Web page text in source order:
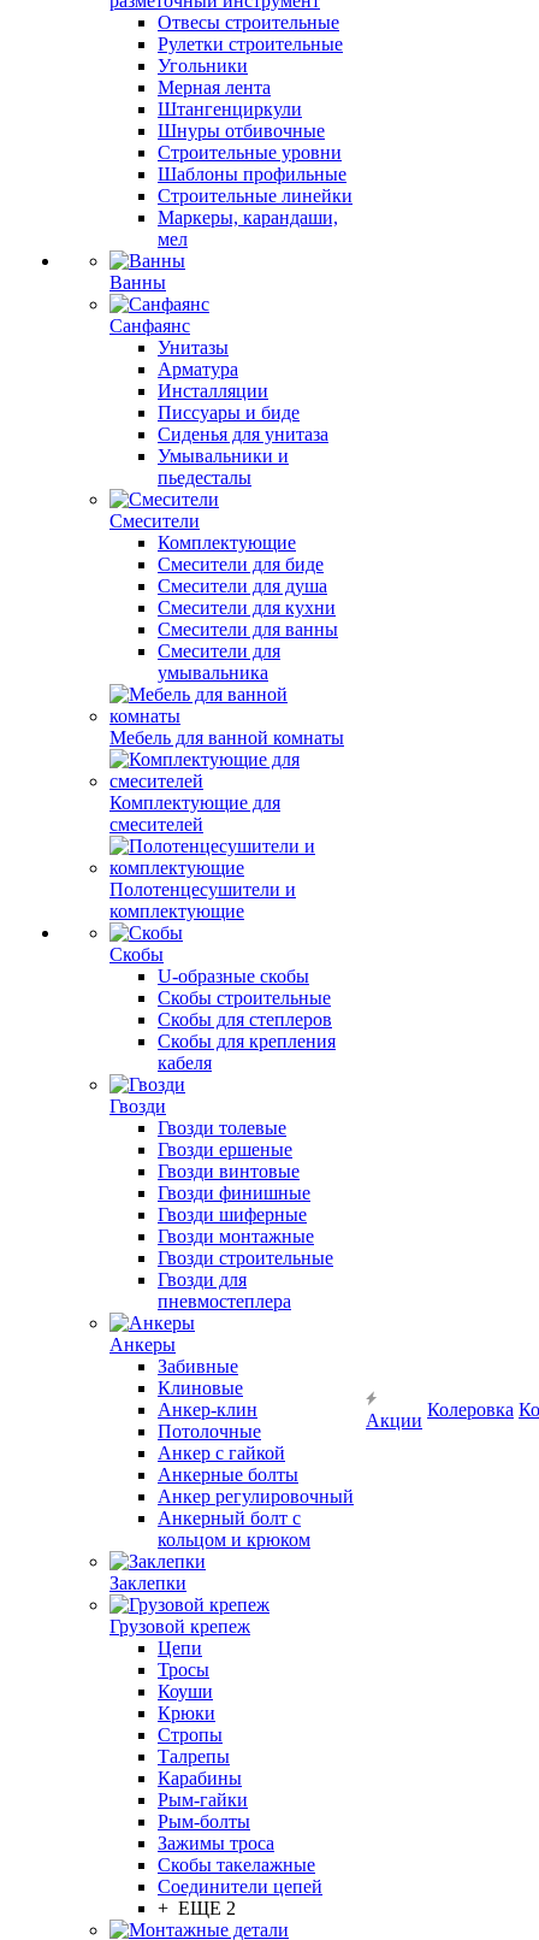
Отвесы строительные
Рулетки строительные
Угольники
Мерная лента
Штангенциркули
Шнуры отбивочные
Строительные уровни
Шаблоны профильные
Строительные линейки
Маркеры, карандаши,
мел
Ванны
Санфаянс
Унитазы
Арматура
Инсталляции
Писсуары и биде
Сиденья для унитаза
Умывальники и
пьедесталы
Смесители
Комплектующие
Смесители для биде
Смесители для душа
Смесители для кухни
Смесители для ванны
Смесители для
умывальника
Мебель для ванной комнаты
Комплектующие для
смесителей
Полотенцесушители и
комплектующие
Скобы
U-образные скобы
Скобы строительные
Скобы для степлеров
Скобы для крепления
кабеля
Гвозди
Гвозди толевые
Гвозди ершеные
Гвозди винтовые
Гвозди финишные
Гвозди шиферные
Гвозди монтажные
Гвозди строительные
Гвозди для
пневмостеплера
Анкеры
Забивные
Клиновые
Анкер-клин
Потолочные
Анкер с гайкой
Анкерные болты
Анкер регулировочный
Анкерный болт с
кольцом и крюком
Заклепки
Грузовой крепеж
Цепи
Тросы
Коуши
Крюки
Стропы
Талрепы
Карабины
Рым-гайки
Рым-болты
Зажимы троса
Скобы такелажные
Соединители цепей
+ ЕЩЕ 2
Акции
Колеровка